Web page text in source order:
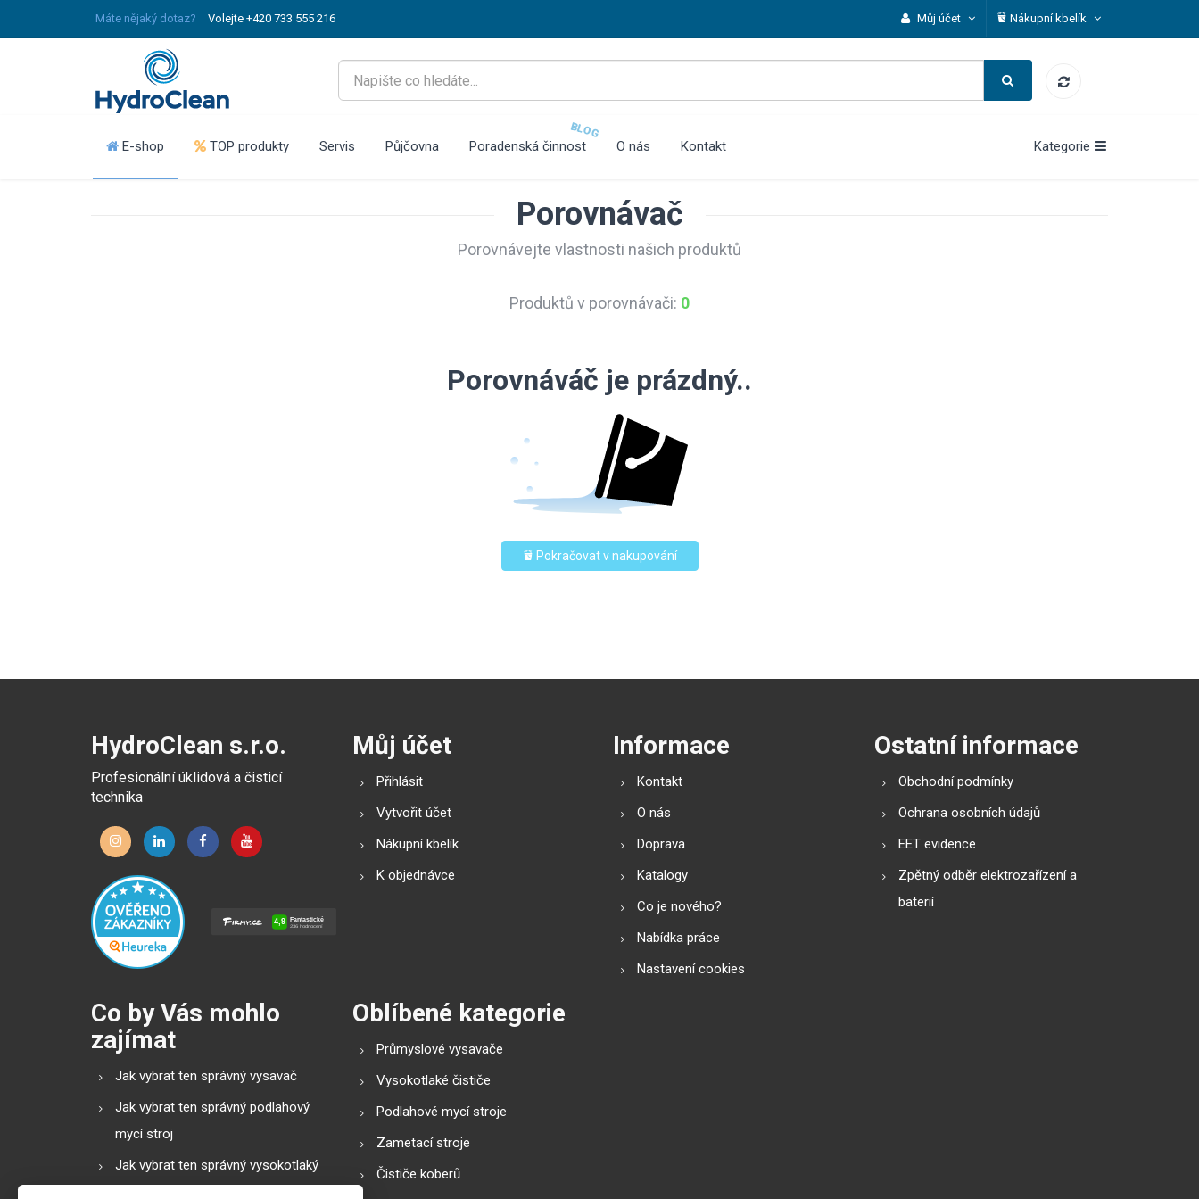
Máte nějaký dotaz? Volejte +420 733 555 216 Můj účet Nákupní kbelík
E-shop TOP produkty Servis Půjčovna Poradenská činnost
BLOG
O nás Kontakt Kategorie
Porovnávač
Porovnávejte vlastnosti našich produktů
Produktů v porovnávači: 0
Porovnáváč je prázdný..
Pokračovat v nakupování
HydroClean s.r.o.
Profesionální úklidová a čisticí
technika
Můj účet
Přihlásit
Vytvořit účet
Nákupní kbelík
K objednávce
Informace
Kontakt
O nás
Doprava
Katalogy
Co je nového?
Nabídka práce
Nastavení cookies
Ostatní informace
Obchodní podmínky
Ochrana osobních údajů
EET evidence
Zpětný odběr elektrozařízení a
baterií
Co by Vás mohlo
zajímat
Jak vybrat ten správný vysavač
Jak vybrat ten správný podlahový
mycí stroj
Jak vybrat ten správný vysokotlaký
Oblíbené kategorie
Průmyslové vysavače
Vysokotlaké čističe
Podlahové mycí stroje
Zametací stroje
Čističe koberů